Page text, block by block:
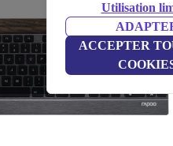
Utilisation
ACCEPTER